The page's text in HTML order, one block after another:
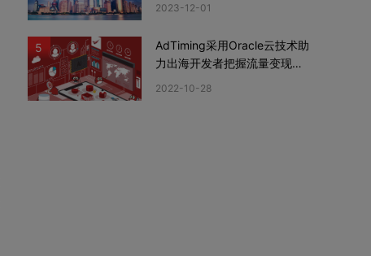
2023-12-01
5
AdTiming采用Oracle云技术助
力出海开发者把握流量变现新
2022-10-28